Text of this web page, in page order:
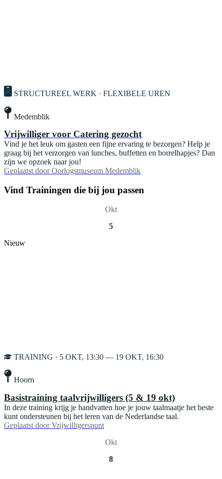
STRUCTUREEL WERK · FLEXIBELE UREN
Medemblik
Vrijwilliger voor Catering gezocht
Vind je het leuk om gasten een fijne ervaring te bezorgen? Help je
graag bij het verzorgen van lunches, buffetten en borrelhapjes? Dan
zijn we opzoek naar jou!
Geplaatst door Oorlogsmuseum Medemblik
Vind Trainingen die bij jou passen
Okt
5
Nieuw
TRAINING · 5 OKT, 13:30 — 19 OKT, 16:30
Hoorn
Basistraining taalvrijwilligers (5 & 19 okt)
In deze training krijg je handvatten hoe je jouw taalmaatje het beste
kunt ondersteunen bij het leren van de Nederlandse taal.
Geplaatst door Vrijwilligerspunt
Okt
8